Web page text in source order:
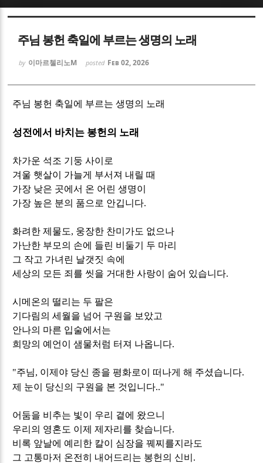
주님 봉헌 축일에 부르는 생명의 노래
by 이마르첼리노M posted Feb 02, 2026
주님 봉헌 축일에 부르는 생명의 노래
성전에서 바치는 봉헌의 노래
차가운 석조 기둥 사이로
겨울 햇살이 가늘게 부서져 내릴 때
가장 낮은 곳에서 온 어린 생명이
가장 높은 분의 품으로 안깁니다.
화려한 제물도, 웅장한 찬미가도 없으나
가난한 부모의 손에 들린 비둘기 두 마리
그 작고 가녀린 날갯짓 속에
세상의 모든 죄를 씻을 거대한 사랑이 숨어 있습니다.
시메온의 떨리는 두 팔은
기다림의 세월을 넘어 구원을 보았고
안나의 마른 입술에서는
희망의 예언이 샘물처럼 터져 나옵니다.
"주님, 이제야 당신 종을 평화로이 떠나게 해 주셨습니다.
제 눈이 당신의 구원을 본 것입니다.."
어둠을 비추는 빛이 우리 곁에 왔으니
우리의 영혼도 이제 제자리를 찾습니다.
비록 앞날에 예리한 칼이 심장을 꿰찌를지라도
그 고통마저 온전히 내어드리는 봉헌의 신비 .
Sketchbook5, 스케치북5
Sketchbook5, 스케치북5
Sketchbook5, 스케치북5
Sketchbook5, 스케치북5